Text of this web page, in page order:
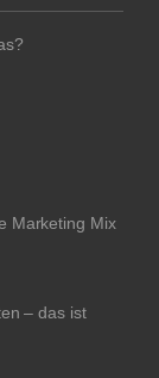
Marketing Mix
– das ist